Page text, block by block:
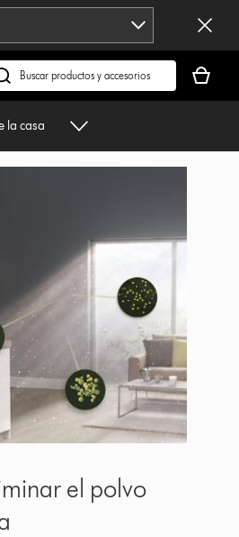
cesta
está
la casa
el polvo